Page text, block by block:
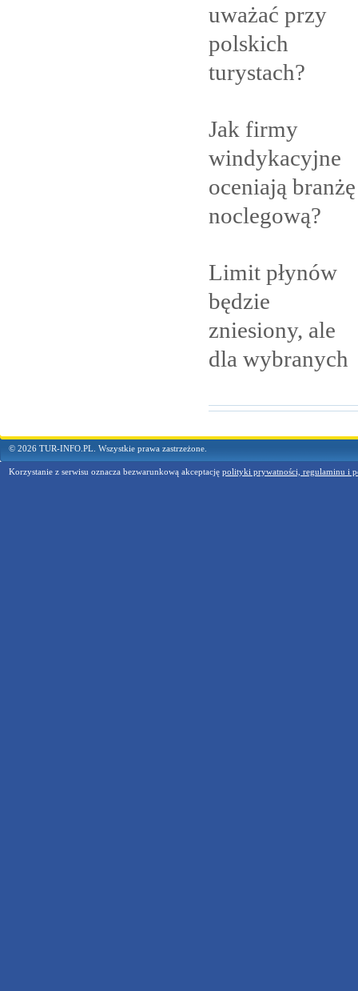
uważać przy
polskich
turystach?
Jak firmy
windykacyjne
oceniają branżę
noclegową?
Limit płynów
będzie
zniesiony, ale
dla wybranych
© 2026 TUR-INFO.PL. Wszystkie prawa zastrzeżone.
Korzystanie z serwisu oznacza bezwarunkową akceptację polityki prywatności, regulaminu i